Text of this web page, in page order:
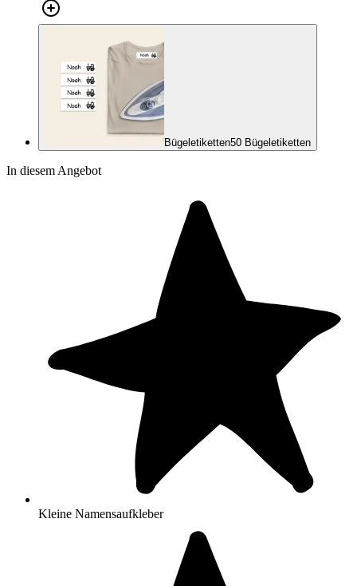
Bügeletiketten50 Bügeletiketten
In diesem Angebot
Kleine Namensaufkleber